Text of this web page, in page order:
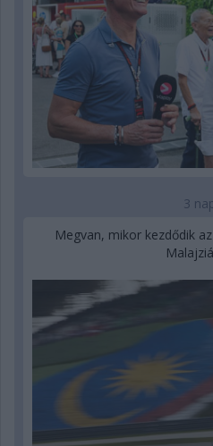
3
Megvan, mikor kezdődik